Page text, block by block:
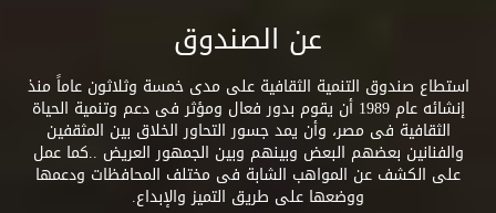
عن الصندوق
استطاع صندوق التنمية الثقافية على مدى خمسة وثلاثون عاماً منذ
إنشائه عام 1989 أن يقوم بدور فعال ومؤثر فى دعم وتنمية الحياة
الثقافية فى مصر، وأن يمد جسور التحاور الخلاق بين المثقفين
والفنانين بعضهم البعض وبينهم وبين الجمهور العريض ..كما عمل
على الكشف عن المواهب الشابة فى مختلف المحافظات ودعمها
ووضعها على طريق التميز والإبداع.